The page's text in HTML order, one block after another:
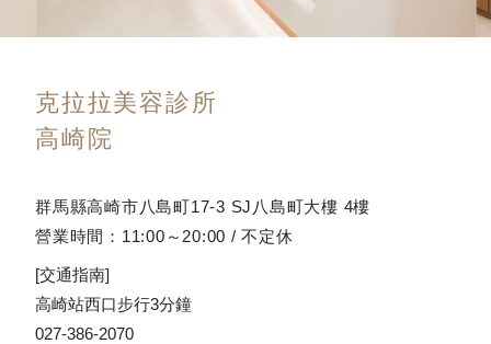
克拉拉美容診所
高崎院
群馬縣高崎市八島町17-3 SJ八島町大樓 4樓
營業時間：11:00～20:00 / 不定休
[交通指南]
高崎站西口步行3分鐘
027-386-2070